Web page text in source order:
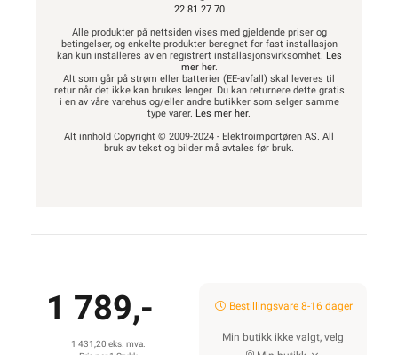
22 81 27 70
Alle produkter på nettsiden vises med gjeldende priser og
betingelser, og enkelte produkter beregnet for fast installasjon
kan kun installeres av en registrert installasjonsvirksomhet. Les
mer her.
Alt som går på strøm eller batterier (EE-avfall) skal leveres til
retur når det ikke kan brukes lenger. Du kan returnere dette gratis
i en av våre varehus og/eller andre butikker som selger samme
type varer. Les mer her.
Alt innhold Copyright © 2009-2024 - Elektroimportøren AS. All
bruk av tekst og bilder må avtales før bruk.
1 789,-
1 431,20 eks. mva.
Bestillingsvare 8-16 dager
Min butikk ikke valgt, velg